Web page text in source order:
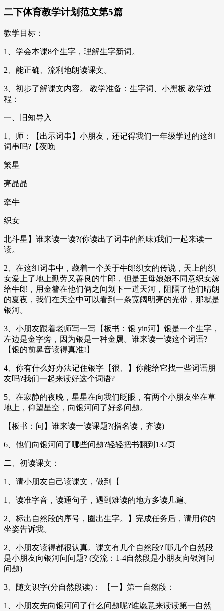
二下体育教学计划范文第5篇
教学目标：
1、学会本课8个生字，理解生字新词。
2、能正确、流利地朗读课文。
3、初步了解课文内容。 教学准备：生字词、小黑板 教学过
程：
一、旧知导入
1、师：【出示词串】小朋友，还记得我们一年级学过的这组
词串吗?【夜晚
繁星
亮晶晶
牵牛
织女
北斗星】谁来读一读?(你读出了词串的韵味)我们一起来读一
读。
2、在这组词串中，藏着一个关于牛郎织女的传说，天上的织
女爱上了地上勤劳又善良的牛郎，但是王母娘娘不同意织女嫁
给牛郎，用金簪在他们俩之间划下一道天河，阻隔了他们晴朗
的夏夜，我们在天空中可以看到一条宽阔明亮的光带，那就是
银河。
3、小朋友跟着老师写一写【板书：银 yin河】银是一个生字，
左边是金字旁，因为银是一种金属。谁来读一读这个词语?
【银的前鼻音读得真准!】
4、你有什么好办法记住银字【很、】你能给它找一些词语朋
友吗?我们一起来读好这个词语?
5、在寂静的夜晚，星星在向我们眨眼，有两个小朋友坐在草
地上，仰望星空，向银河问了好多问题。
【板书：问】谁来读一读课题?(指名读，齐读)
6、他们向银河问了哪些问题?轻轻把书翻到132页
二、初读课文：
1、请小朋友自己读课文，做到【
1、读准字音，读通句子，遇到难读的地方多读几遍。
2、标出自然段的序号，圈出生字。】完成任务后，请用你的
坐姿告诉我。
2、小朋友读得都很认真。课文有几个自然段? 哪几个自然段
是小朋友向银河问问题? (交流：1-4自然段是小朋友向银河问
问题)
3、随文识字(分自然段读)： 【一】第一自然段：
1、小朋友先向银河问了什么问题呢?谁愿意来读读第一自然